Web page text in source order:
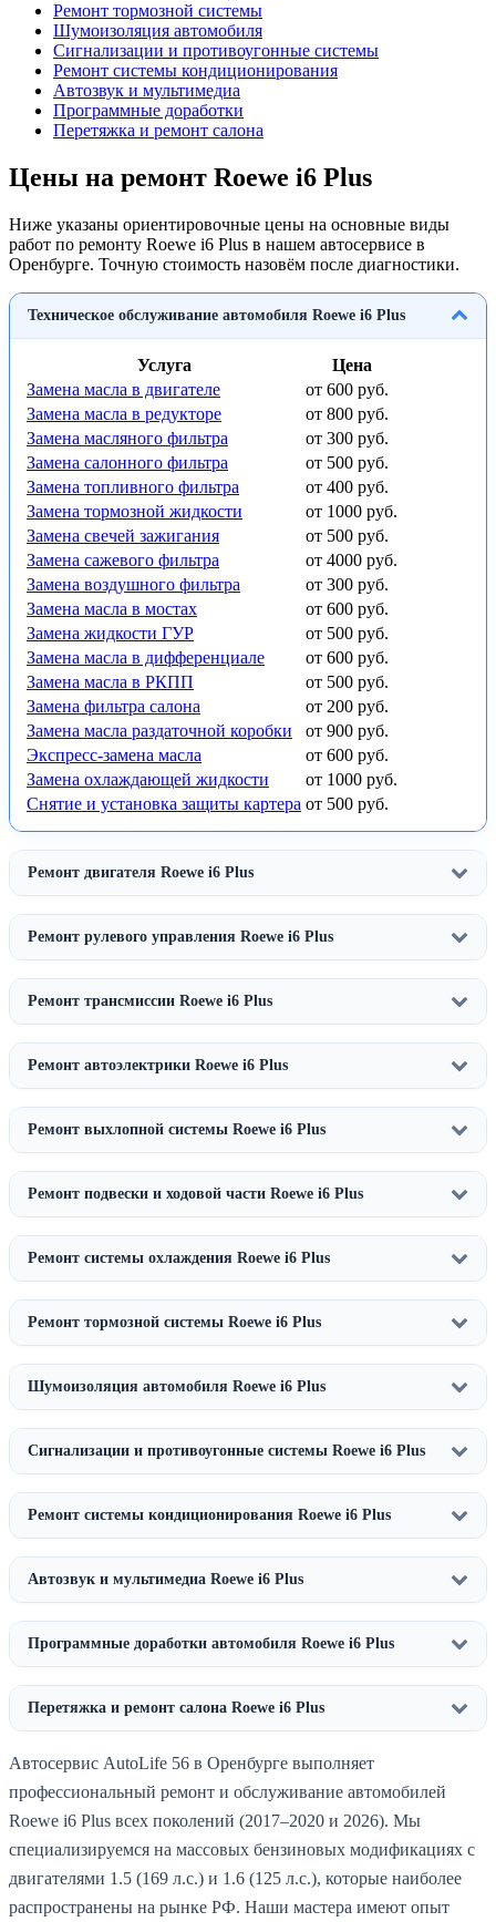
Ремонт тормозной системы
Шумоизоляция автомобиля
Сигнализации и противоугонные системы
Ремонт системы кондиционирования
Автозвук и мультимедиа
Программные доработки
Перетяжка и ремонт салона
Цены на ремонт Roewe i6 Plus
Ниже указаны ориентировочные цены на основные виды
работ по ремонту Roewe i6 Plus в нашем автосервисе в
Оренбурге. Точную стоимость назовём после диагностики.
Техническое обслуживание автомобиля Roewe i6 Plus
Услуга
Цена
Замена масла в двигателе
от 600 руб.
Замена масла в редукторе
от 800 руб.
Замена масляного фильтра
от 300 руб.
Замена салонного фильтра
от 500 руб.
Замена топливного фильтра
от 400 руб.
Замена тормозной жидкости
от 1000 руб.
Замена свечей зажигания
от 500 руб.
Замена сажевого фильтра
от 4000 руб.
Замена воздушного фильтра
от 300 руб.
Замена масла в мостах
от 600 руб.
Замена жидкости ГУР
от 500 руб.
Замена масла в дифференциале
от 600 руб.
Замена масла в РКПП
от 500 руб.
Замена фильтра салона
от 200 руб.
Замена масла раздаточной коробки
от 900 руб.
Экспресс-замена масла
от 600 руб.
Замена охлаждающей жидкости
от 1000 руб.
Снятие и установка защиты картера от 500 руб.
Ремонт двигателя Roewe i6 Plus
Ремонт рулевого управления Roewe i6 Plus
Ремонт трансмиссии Roewe i6 Plus
Ремонт автоэлектрики Roewe i6 Plus
Ремонт выхлопной системы Roewe i6 Plus
Ремонт подвески и ходовой части Roewe i6 Plus
Ремонт системы охлаждения Roewe i6 Plus
Ремонт тормозной системы Roewe i6 Plus
Шумоизоляция автомобиля Roewe i6 Plus
Сигнализации и противоугонные системы Roewe i6 Plus
Ремонт системы кондиционирования Roewe i6 Plus
Автозвук и мультимедиа Roewe i6 Plus
Программные доработки автомобиля Roewe i6 Plus
Перетяжка и ремонт салона Roewe i6 Plus
Автосервис AutoLife 56 в Оренбурге выполняет
профессиональный ремонт и обслуживание автомобилей
Roewe i6 Plus всех поколений (2017–2020 и 2026). Мы
специализируемся на массовых бензиновых модификациях с
двигателями 1.5 (169 л.с.) и 1.6 (125 л.с.), которые наиболее
распространены на рынке РФ. Наши мастера имеют опыт